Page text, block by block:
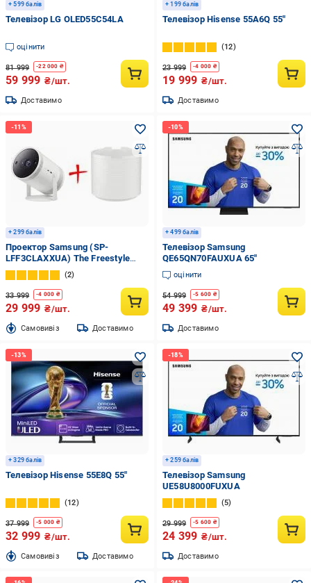
+ 599 балів
Телевізор LG OLED55C54LA
оцінити
81 999 -22 000 ₴
59 999 ₴/шт.
Доставимо
+ 199 балів
Телевізор Hisense 55A6Q 55″
12
23 999 -4 000 ₴
19 999 ₴/шт.
Доставимо
+ 299 балів
Проектор Samsung (SP-
LFF3CLAXXUA) The Freestyle
2nd-Gen White
2
33 999 -4 000 ₴
29 999 ₴/шт.
Cамовивіз Доставимо
+ 499 балів
Телевізор Samsung
QE65QN70FAUXUA 65″
оцінити
54 999 -5 600 ₴
49 399 ₴/шт.
Доставимо
+ 329 балів
Телевізор Hisense 55E8Q 55″
12
37 999 -5 000 ₴
32 999 ₴/шт.
Cамовивіз Доставимо
+ 259 балів
Телевізор Samsung
UE58U8000FUXUA
5
29 999 -5 600 ₴
24 399 ₴/шт.
Доставимо